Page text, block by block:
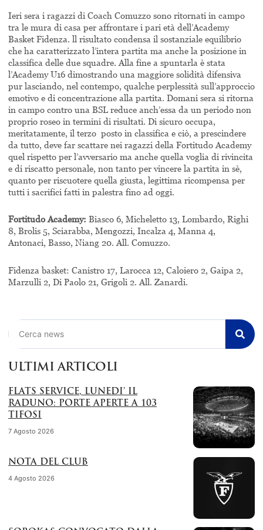
Ieri sera i ragazzi di Coach Comuzzo sono ritornati in campo
tra le mura di casa per affrontare i pari età dell’Academy
Basket Fidenza. ll risultato condensa il sostanziale equilibrio
che ha caratterizzato l’intera partita ma anche la posizione in
classifica delle due squadre. Alla fine a spuntarla è stata
l’Academy U16 dimostrando una maggiore solidità difensiva
pur lasciando, nel contempo, qualche perplessità sull’approccio
emotivo e di concentrazione alla partita. Domani sera si ritorna
in campo contro una BSL reduce anch’essa da un periodo non
proprio roseo in termini di risultati. Di sicuro occupa,
meritatamente, il terzo posto in classifica e ciò, a prescindere
da tutto, deve far scattare nei ragazzi della Fortitudo Academy
quel rispetto per l’avversario ma anche quella voglia di rivincita
e di riscatto personale, non tanto per vincere la partita in sè,
quanto per riscuotere quella giusta, legittima ricompensa per
tutti i sacrifici fatti in palestra fino ad oggi.
Fortitudo Academy: Biasco 6, Micheletto 13, Lombardo, Righi
8, Brolis 5, Sciarabba, Mengozzi, Incalza 4, Manna 4,
Antonaci, Basso, Niang 20.All. Comuzzo.
Fidenza basket: Canistro 17, Larocca 12, Caloiero 2, Gaipa 2,
Marzulli 2, Di Paolo 21, Grigoli 2. All. Zanardi.
ULTIMI ARTICOLI
FLATS SERVICE, LUNEDI’ IL
RADUNO: PORTE APERTE A 103
TIFOSI
7 Agosto 2026
NOTA DEL CLUB
4 Agosto 2026